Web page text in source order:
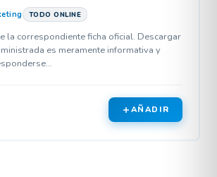
TODO ONLINE
la correspondiente ficha oficial. Descargar
es meramente informativa y
AÑADIR